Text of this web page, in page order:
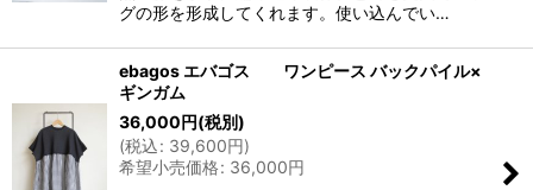
グの形を形成してくれます。使い込んでい…
ebagos エバゴス ワンピース バックパイル×
ギンガム
36,000円(税別)
(税込: 39,600円)
希望小売価格: 36,000円